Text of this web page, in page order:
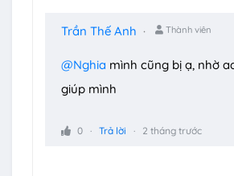
Trần Thế Anh Thành viên
@Nghia mình cũng bị ạ, nhờ
giúp mình
0 Trả lời 2 tháng trước